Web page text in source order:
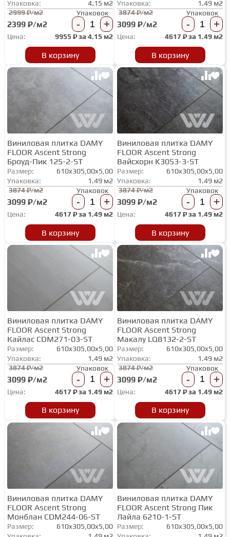
ИСКУССТВЕННАЯ ТРАВА
ИНЖЕНЕРНЫЙ МОДУЛЬ
СТУПЕНИ
МИНЕРАЛЬНО-КАМЕННЫЙ
ЛАМИНАТ MSPC
ЛАМИНАТ SWF
Упаковка:
4.15 м2
2999 ₽/м2
2399 ₽/м2
Упаковок
- +
Цена: 9955 ₽ за 4.15 м2
В корзину
Упаковка:
1.49 м2
3874 ₽/м2
3099 ₽/м2
Упаковок
- +
Цена: 4617₽ за 1.49 м2
В корзину
Виниловая плитка DAMY
FLOOR Ascent Strong
Броуд-Пик 125-2-ST
Размер:
610x305,00x5,00
Упаковка:
1.49 м2
3874 ₽/м2
3099 ₽/м2
Упаковок
- +
Цена: 4617₽ за 1.49 м2
В корзину
Виниловая плитка DAMY
FLOOR Ascent Strong
Вайсхорн K3053-3-ST
Размер:
610x305,00x5,00
Упаковка:
1.49 м2
3874 ₽/м2
3099 ₽/м2
Упаковок
- +
Цена: 4617₽ за 1.49 м2
В корзину
Виниловая плитка DAMY
FLOOR Ascent Strong
Кайлас CDM271-03-ST
Размер:
610x305,00x5,00
Упаковка:
1.49 м2
3874 ₽/м2
3099 ₽/м2
Упаковок
- +
Цена: 4617₽ за 1.49 м2
В корзину
Виниловая плитка DAMY
FLOOR Ascent Strong
Макалу LQ8132-2-ST
Размер:
610x305,00x5,00
Упаковка:
1.49 м2
3874 ₽/м2
3099 ₽/м2
Упаковок
- +
Цена: 4617₽ за 1.49 м2
В корзину
Виниловая плитка DAMY
FLOOR Ascent Strong
Монблан CDM244-06-ST
Размер:
610x305,00x5,00
Виниловая плитка DAMY
FLOOR Ascent Strong Пик
Лайла 6210-1-ST
Размер:
610x305,00x5,00